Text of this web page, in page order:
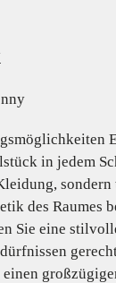
in jedem
des Raumes
Sie eine